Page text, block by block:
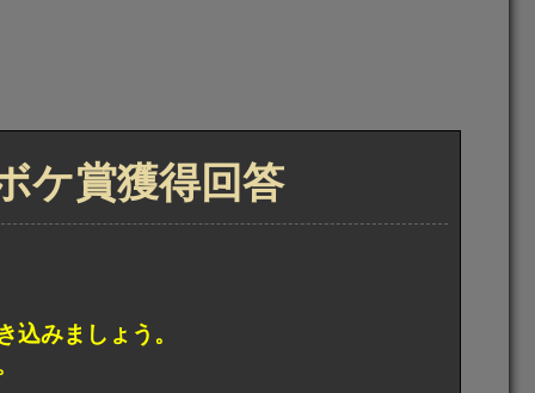
ケ賞獲得回答
込みましょう。